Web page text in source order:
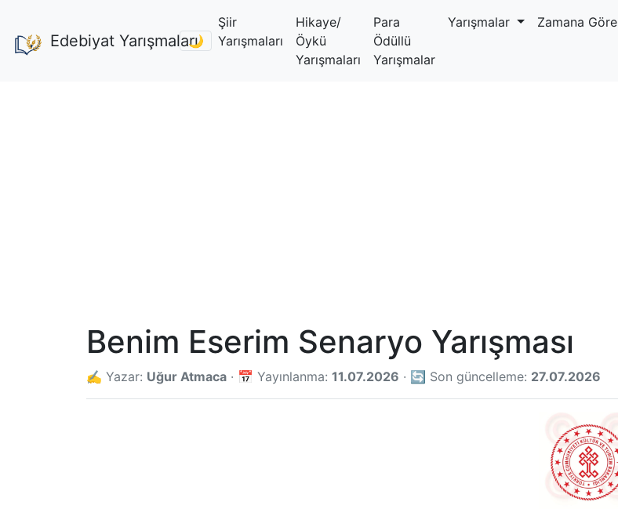
Edebiyat Yarışmaları
🌙
Şiir
Yarışmaları
Hikaye/
Öykü
Yarışmaları
Para
Ödüllü
Yarışmalar
Yarışmalar Zamana Göre
Benim Eserim Senaryo Yarışması
✍️ Yazar: Uğur Atmaca · 📅 Yayınlanma: 11.07.2026 · 🔄 Son güncelleme: 27.07.2026